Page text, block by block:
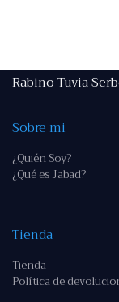
Rabino Tuvia
Sobre mi
¿Quién Soy?
¿Qué es Jabad?
Tienda
Tienda
Política de